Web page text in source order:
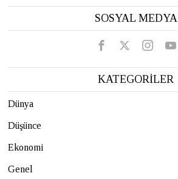
SOSYAL MEDYA
KATEGORİLER
Dünya
Düşünce
Ekonomi
Genel